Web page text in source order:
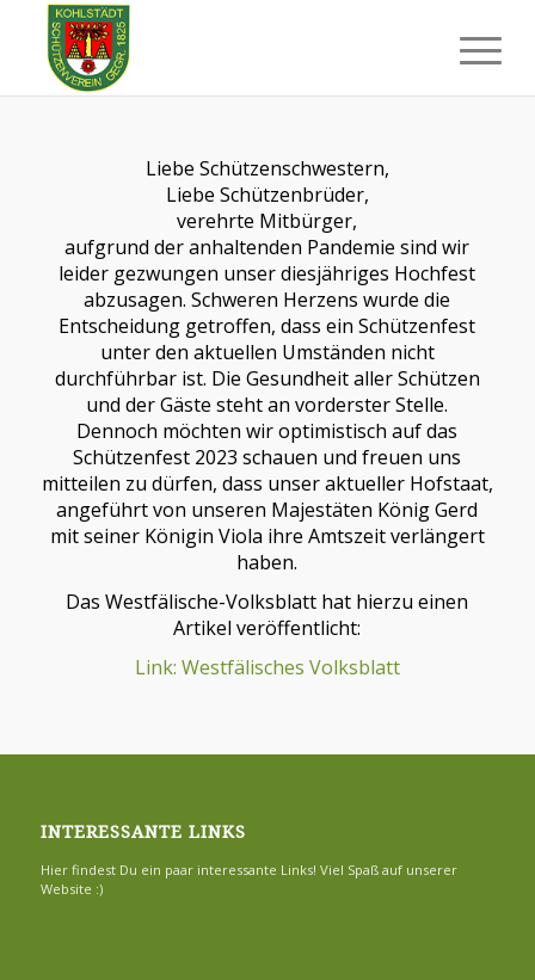
Liebe Schützenschwestern,
Liebe Schützenbrüder,
verehrte Mitbürger,
aufgrund der anhaltenden Pandemie sind wir
leider gezwungen unser diesjähriges Hochfest
abzusagen. Schweren Herzens wurde die
Entscheidung getroffen, dass ein Schützenfest
unter den aktuellen Umständen nicht
durchführbar ist. Die Gesundheit aller Schützen
und der Gäste steht an vorderster Stelle.
Dennoch möchten wir optimistisch auf das
Schützenfest 2023 schauen und freuen uns
mitteilen zu dürfen, dass unser aktueller Hofstaat,
angeführt von unseren Majestäten König Gerd
mit seiner Königin Viola ihre Amtszeit verlängert
haben.
Das Westfälische-Volksblatt hat hierzu einen
Artikel veröffentlicht:
Link: Westfälisches Volksblatt
INTERESSANTE LINKS
Hier findest Du ein paar interessante Links! Viel Spaß auf unserer
Website :)